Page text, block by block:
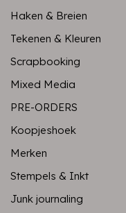
Haken & Breien
Tekenen & Kleuren
Scrapbooking
Mixed Media
PRE-ORDERS
Koopjeshoek
Merken
Stempels & Inkt
Junk journaling